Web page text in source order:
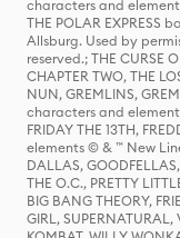
characters and
THE POLAR EXPRESS
Allsburg. Used by
reserved.; THE CURSE
CHAPTER TWO, THE
NUN, GREMLINS,
characters and
FRIDAY THE 13TH,
elements © & ™ New
DALLAS,
THE O.C., PRETTY
BIG BANG THEORY,
GIRL,